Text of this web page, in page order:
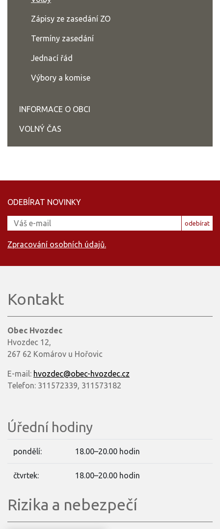
Zápisy ze zasedání ZO
Termíny zasedání
Jednací řád
Výbory a komise
INFORMACE O OBCI
VOLNÝ ČAS
ODEBÍRAT NOVINKY
odebírat
Zpracování osobních údajů.
Kontakt
Obec Hvozdec
Hvozdec 12,
267 62 Komárov u Hořovic
E-mail: hvozdec@obec-hvozdec.cz
Telefon: 311572339, 311573182
Úřední hodiny
pondělí: 18.00–20.00 hodin
čtvrtek: 18.00–20.00 hodin
Rizika a nebezpečí